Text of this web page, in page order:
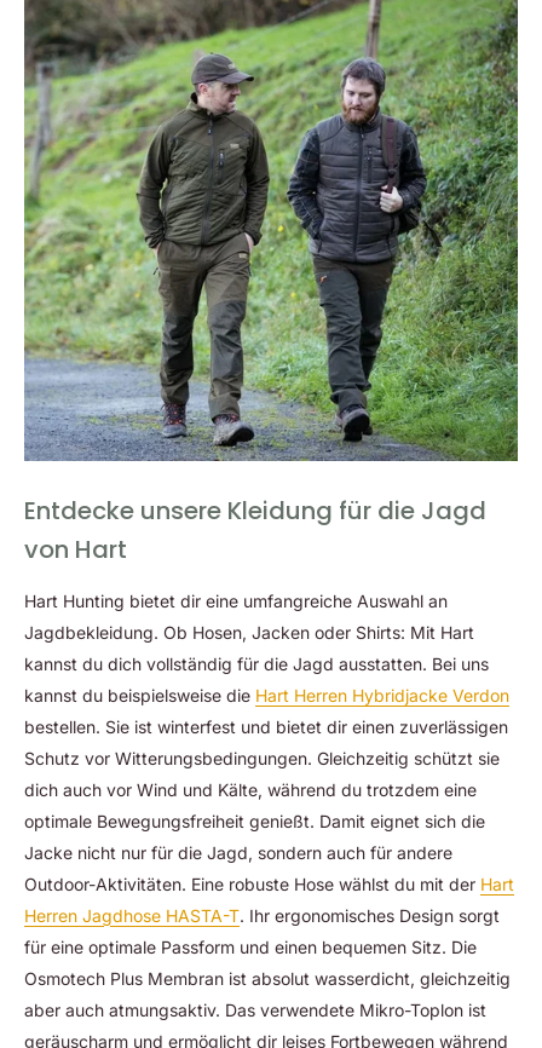
Entdecke unsere Kleidung für die Jagd
von Hart
Hart Hunting bietet dir eine umfangreiche Auswahl an
Jagdbekleidung. Ob Hosen, Jacken oder Shirts: Mit Hart
kannst du dich vollständig für die Jagd ausstatten. Bei uns
kannst du beispielsweise die Hart Herren Hybridjacke Verdon
bestellen. Sie ist winterfest und bietet dir einen zuverlässigen
Schutz vor Witterungsbedingungen. Gleichzeitig schützt sie
dich auch vor Wind und Kälte, während du trotzdem eine
optimale Bewegungsfreiheit genießt. Damit eignet sich die
Jacke nicht nur für die Jagd, sondern auch für andere
Outdoor-Aktivitäten. Eine robuste Hose wählst du mit der Hart
Herren Jagdhose HASTA-T. Ihr ergonomisches Design sorgt
für eine optimale Passform und einen bequemen Sitz. Die
Osmotech Plus Membran ist absolut wasserdicht, gleichzeitig
aber auch atmungsaktiv. Das verwendete Mikro-Toplon ist
geräuscharm und ermöglicht dir leises Fortbewegen während